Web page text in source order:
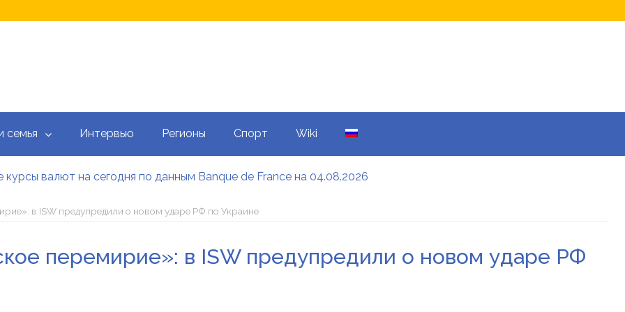
семья Интервью Регионы Спорт Wiki
курсы валют на сегодня по данным Banque de France на 04.08.2026
гривен военным: кто может получить эти выплаты, а кому не начислят
сегодня онлайн: Оперативный обзор НБУ, банков и обменников
в ISW предупредили о новом ударе РФ по Украине
перемирие»: в ISW предупредили о новом ударе РФ